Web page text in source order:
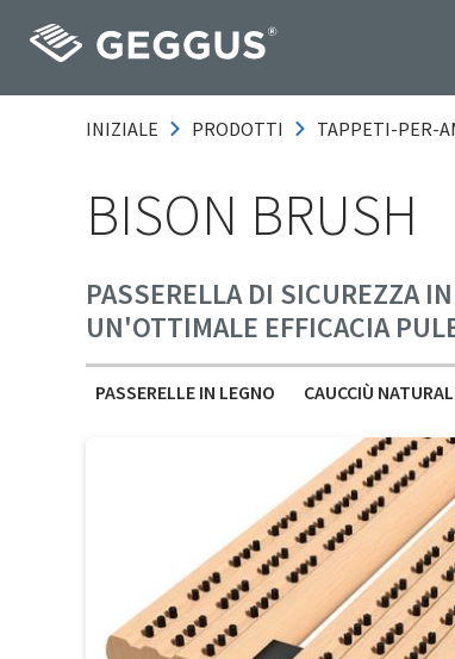
INIZIALE PRODOTTI TAPPETI-PER-
BISON BRUSH
PASSERELLA DI SICUREZZA
UN'OTTIMALE EFFICACIA
PASSERELLE IN LEGNO CAUCCIÙ